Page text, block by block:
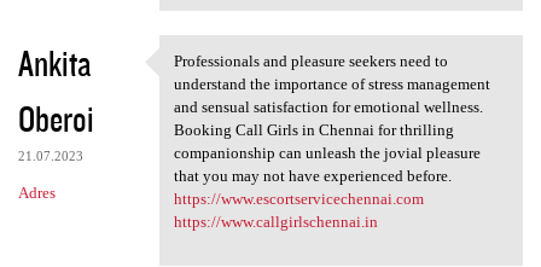
Ankita
Oberoi
21.07.2023
Adres
Professionals and pleasure
Professionals and pleasure seekers need to
understand the importance of stress management
and sensual satisfaction for emotional wellness.
Booking Call Girls in Chennai for thrilling
companionship can unleash the jovial pleasure
that you may not have experienced before.
https://www.escortservicechennai.com
https://www.callgirlschennai.in